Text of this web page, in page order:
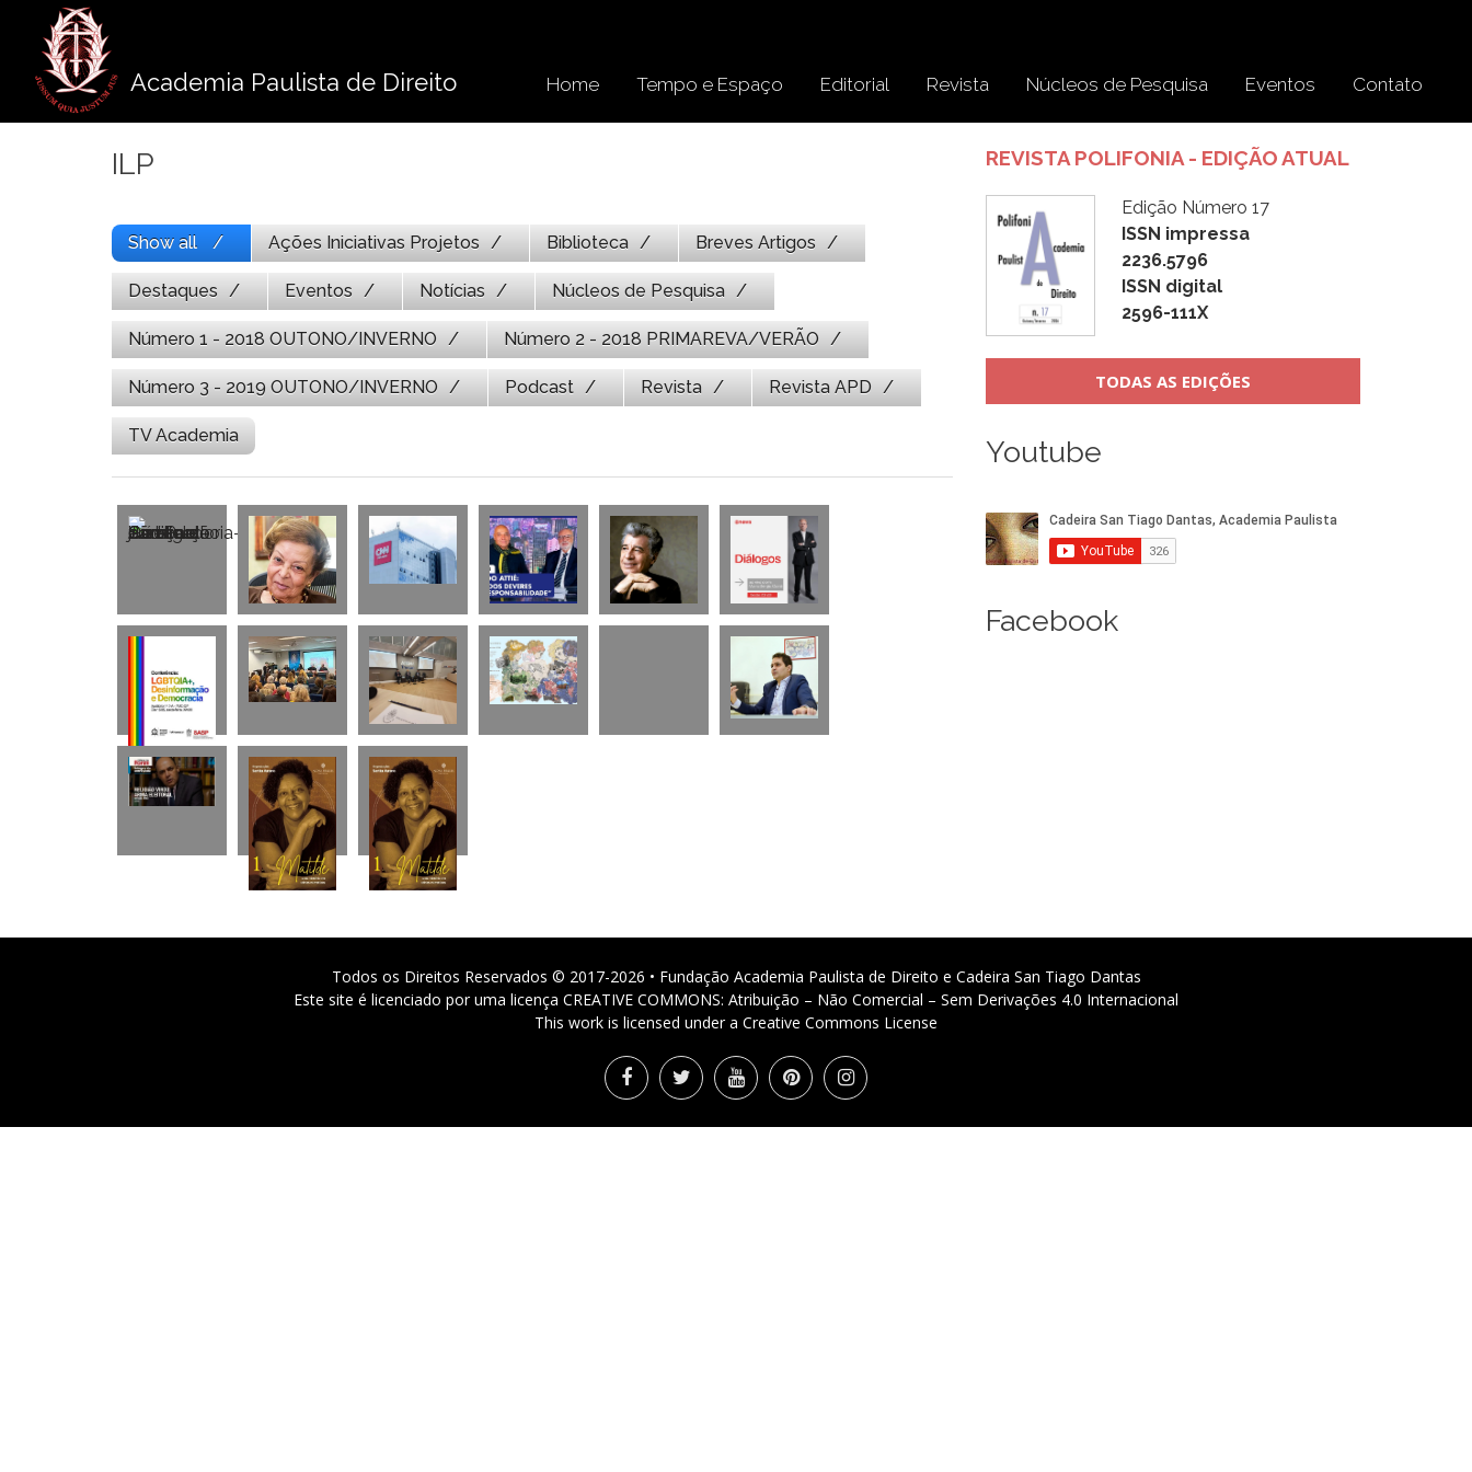
conteúdo
Academia Paulista de Direito Home Tempo e Espaço Editorial Revista Núcleos de Pesquisa Eventos Contato
ILP
Show all Ações Iniciativas Projetos Biblioteca Breves Artigos
Destaques Eventos Notícias Núcleos de Pesquisa
Número 1 - 2018 OUTONO/INVERNO Número 2 - 2018 PRIMAREVA/VERÃO
Número 3 - 2019 OUTONO/INVERNO Podcast Revista Revista APD
TV Academia
REVISTA POLIFONIA - EDIÇÃO ATUAL
Edição Número 17
ISSN impressa
2236.5796
ISSN digital
2596-111X
TODAS AS EDIÇÕES
Youtube
Facebook
Todos os Direitos Reservados © 2017-2026 • Fundação Academia Paulista de Direito e Cadeira San Tiago Dantas
Este site é licenciado por uma licença CREATIVE COMMONS: Atribuição – Não Comercial – Sem Derivações 4.0 Internacional
This work is licensed under a Creative Commons License